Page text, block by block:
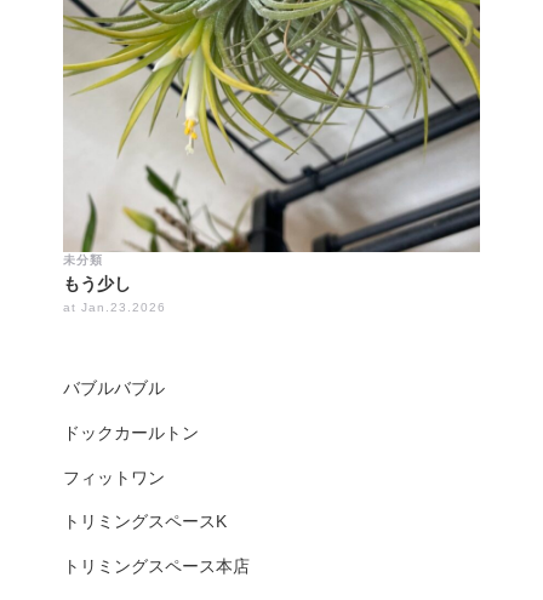
バブルバブル
ドックカールトン
フィットワン
トリミングスペースK
トリミングスペース本店
未分類
もう少し
at Jan.23.2026